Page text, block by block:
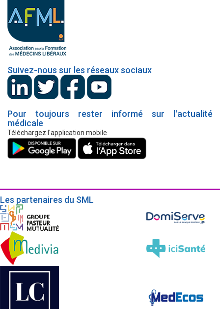
Suivez-nous sur les réseaux sociaux
Pour toujours rester informé sur l'actualité
médicale
Téléchargez l'application mobile
Les partenaires du SML